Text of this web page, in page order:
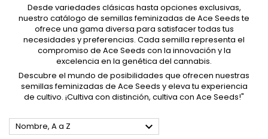
Desde variedades clásicas hasta opciones exclusivas,
nuestro catálogo de semillas feminizadas de Ace Seeds te
ofrece una gama diversa para satisfacer todas tus
necesidades y preferencias. Cada semilla representa el
compromiso de Ace Seeds con la innovación y la
excelencia en la genética del cannabis.
Descubre el mundo de posibilidades que ofrecen nuestras
semillas feminizadas de Ace Seeds y eleva tu experiencia
de cultivo. ¡Cultiva con distinción, cultiva con Ace Seeds!"
Nombre, A a Z 